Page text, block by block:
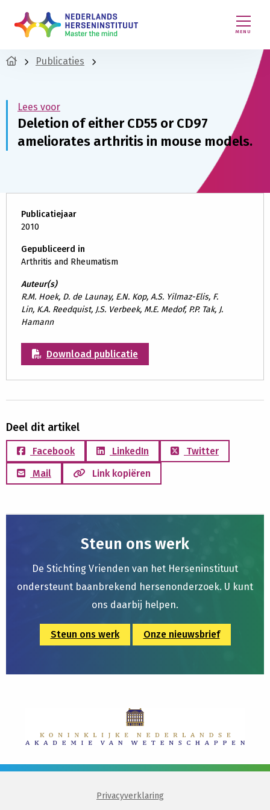
MENU
Publicaties
Lees voor
Deletion of either CD55 or CD97
ameliorates arthritis in mouse models.
Publicatiejaar
2010
Gepubliceerd in
Arthritis and Rheumatism
Auteur(s)
R.M. Hoek, D. de Launay, E.N. Kop, A.S. Yilmaz-Elis, F.
Lin, K.A. Reedquist, J.S. Verbeek, M.E. Medof, P.P. Tak, J.
Hamann
Download publicatie
Deel dit artikel
Facebook LinkedIn
Twitter
Mail
Link kopiëren
Steun ons werk
De Stichting Vrienden van het Herseninstituut
ondersteunt baanbrekend hersenonderzoek. U kunt
ons daarbij helpen.
Steun ons werk Onze nieuwsbrief
Privacyverklaring